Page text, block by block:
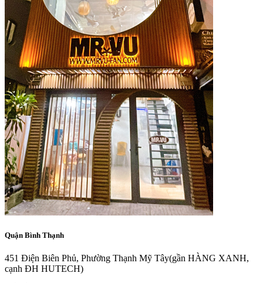
Quận Bình Thạnh
451 Điện Biên Phủ, Phường Thạnh Mỹ Tây(gần HÀNG XANH,
cạnh ĐH HUTECH)